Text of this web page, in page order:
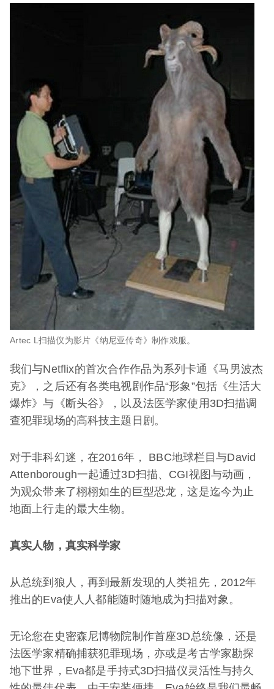
Artec L扫描仪为影片《纳尼亚传奇》制作戏服。
我们与Netflix的首次合作作品为系列卡通《马男波杰
克》，之后还有各类电视剧作品“形象”包括《生活大
爆炸》与《断头谷》，以及法医学家使用3D扫描调
查犯罪现场的高科技主题日剧。
对于非科幻迷，在2016年， BBC地球栏目与David
Attenborough一起通过3D扫描、CGI视图与动画，
为观众带来了栩栩如生的巨型恐龙，这是迄今为止
地面上行走的最大生物。
真实人物，真实科学家
从总统到狼人，再到最新发现的人类祖先，2012年
推出的Eva使人人都能随时随地成为扫描对象。
无论您在史密森尼博物院制作首座3D总统像，还是
法医学家精确捕获犯罪现场，亦或是考古学家勘探
地下世界，Eva都是手持式3D扫描仪灵活性与持久